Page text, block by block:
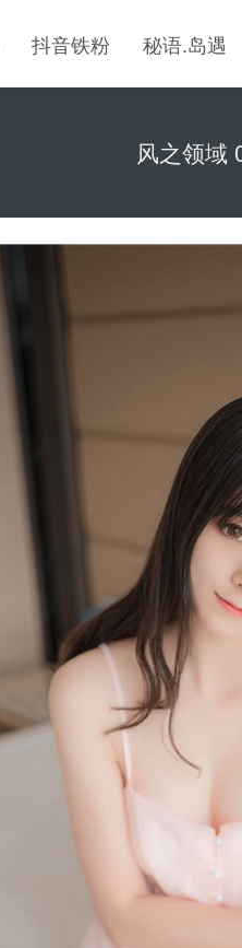
抖音铁粉 秘语.岛遇
风之领域